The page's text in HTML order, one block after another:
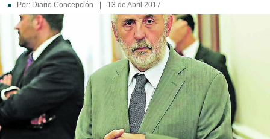
Por: Diario Concepción 13 de Abril 2017